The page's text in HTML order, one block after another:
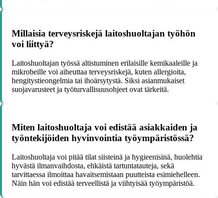
Millaisia terveysriskejä laitoshuoltajan työhön
voi liittyä?
Laitoshuoltajan työssä altistuminen erilaisille kemikaaleille ja
mikrobeille voi aiheuttaa terveysriskejä, kuten allergioita,
hengitystieongelmia tai ihoärsytystä. Siksi asianmukaiset
suojavarusteet ja työturvallisuusohjeet ovat tärkeitä.
Miten laitoshuoltaja voi edistää asiakkaiden ja
työntekijöiden hyvinvointia työympäristössä?
Laitoshuoltaja voi pitää tilat siisteinä ja hygieenisinä, huolehtia
hyvästä ilmanvaihdosta, ehkäistä tartuntatauteja, sekä
tarvittaessa ilmoittaa havaitsemistaan puutteista esimiehelleen.
Näin hän voi edistää terveellistä ja viihtyisää työympäristöä.